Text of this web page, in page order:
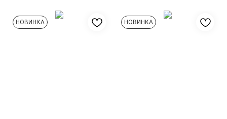
M - 38-41 M - 38-41
НОВИНКА НОВИНКА